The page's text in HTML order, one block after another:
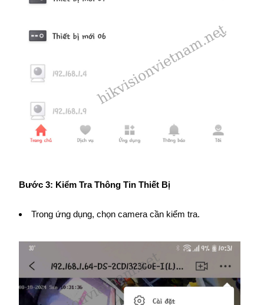
Bước 3: Kiểm Tra Thông Tin Thiết Bị
Trong ứng dụng, chọn camera cần kiểm tra.